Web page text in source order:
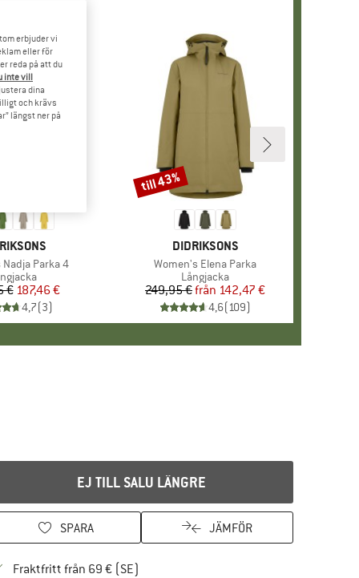
Parka 4
Pris
€Reducerat pris
187,46 €
4,7(3)
VARUMÄRKE
DIDRIKSONS
Produkter
Women's Elena Parka
Produktgrupp
Långjacka
Pris
249,95 € Reducerat pris
från 142,47 €
4,6(109)
Rabatt
till 43%
EJ TILL SALU LÄNGRE
SPARA JÄMFÖR
Fraktfritt från 69 € (SE)
erbjuder vi
eller för
reda på att du
inte vill
dina
och krävs
längst ner på